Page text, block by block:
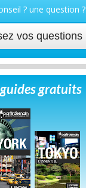
? une question ?
vos questions
gratuits